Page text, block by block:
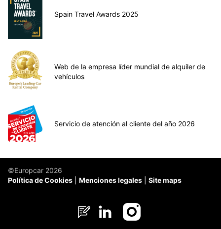
Spain Travel Awards 2025
Web de la empresa líder mundial de alquiler de
vehículos
Servicio de atención al cliente del año 2026
©Europcar 2026
Política de Cookies
Menciones legales Site maps